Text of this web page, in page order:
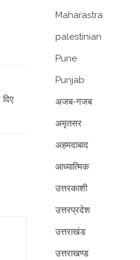
Maharastra
palestinian
Pune
Punjab
अजब-गजब
अमृतसर
अहमदाबाद
आध्यात्मिक
उत्तरकाशी
उत्तरप्रदेश
उत्तराखंड
उत्तराखण्ड